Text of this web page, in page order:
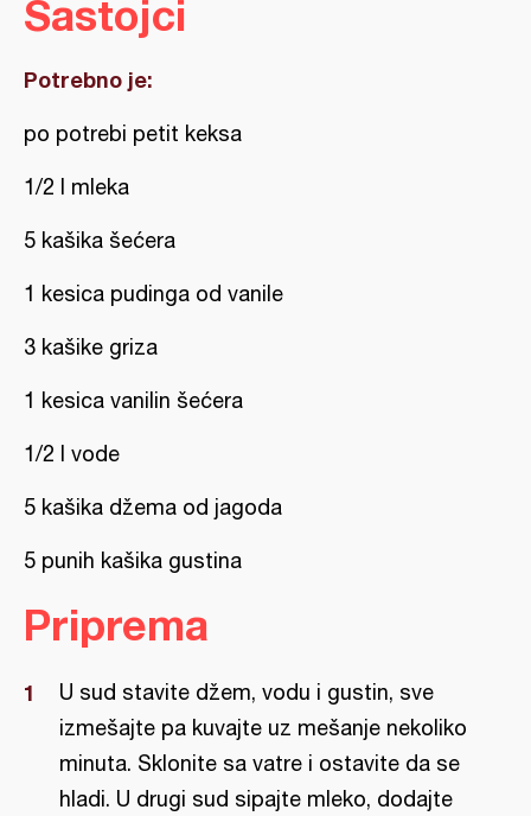
Sastojci
Potrebno je:
po potrebi petit keksa
1/2 l mleka
5 kašika šećera
1 kesica pudinga od vanile
3 kašike griza
1 kesica vanilin šećera
1/2 l vode
5 kašika džema od jagoda
5 punih kašika gustina
Priprema
U sud stavite džem, vodu i gustin, sve
izmešajte pa kuvajte uz mešanje nekoliko
minuta. Sklonite sa vatre i ostavite da se
hladi. U drugi sud sipajte mleko, dodajte